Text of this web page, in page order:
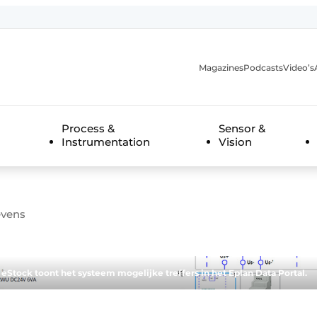
MagazinesPodcastsVideo’s
Process &
Instrumentation
Sensor &
Vision
toont het systeem mogelijke treffers in het Eplan Data Portal.